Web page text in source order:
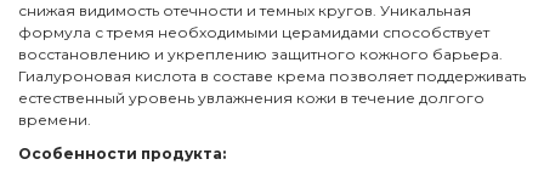
снижая видимость отечности и темных кругов. Уникальная
формула с тремя необходимыми церамидами способствует
восстановлению и укреплению защитного кожного барьера.
Гиалуроновая кислота в составе крема позволяет поддерживать
естественный уровень увлажнения кожи в течение долгого
времени.
Особенности продукта: